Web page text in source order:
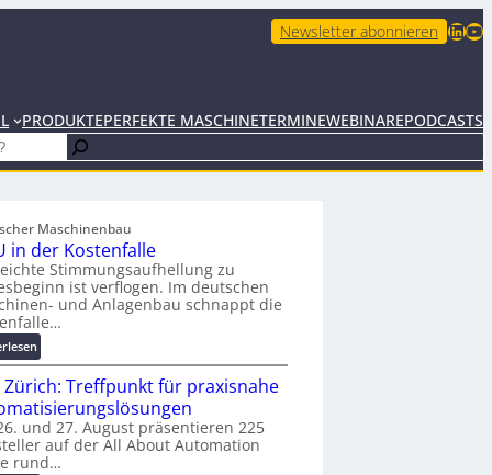
Newsletter abonnieren LinkedIn YouTube
PRODUKTEPERFEKTE MASCHINETERMINEWEBINAREPODCASTS
Maschinenbau
in der Kostenfalle
Stimmungsaufhellung zu
ist verflogen. Im deutschen
und Anlagenbau schnappt die
:
K
M
U
i
n
d
Zürich: Treffpunkt für praxisnahe
und 27. August präsentieren 225
auf der All About Automation
rund…